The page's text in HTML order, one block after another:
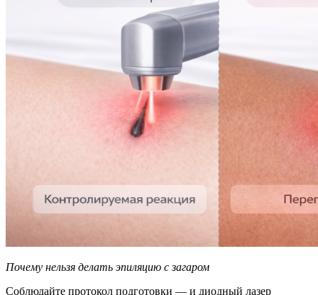
Почему нельзя делать эпиляцию с загаром
Соблюдайте протокол подготовки — и диодный лазер